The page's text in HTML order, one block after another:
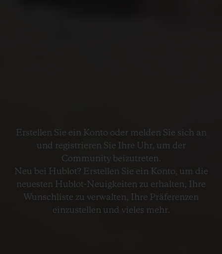
Erstellen Sie ein Konto oder melden Sie sich an
und registrieren Sie Ihre Uhr, um der
Community beizutreten.
Neu bei Hublot? Erstellen Sie ein Konto, um die
neuesten Hublot-Neuigkeiten zu erhalten, Ihre
Wunschliste zu verwalten, Ihre Präferenzen
einzustellen und vieles mehr.